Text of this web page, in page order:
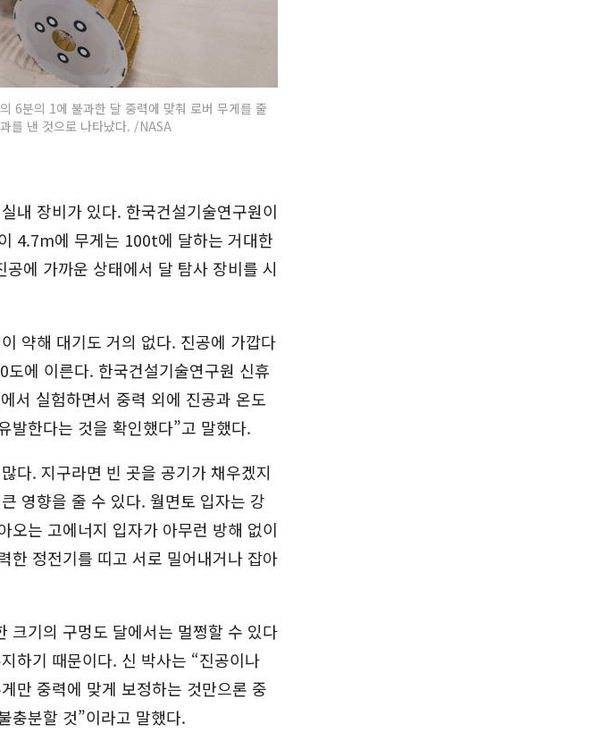
6분의 1에 불과한 달 중력에 맞춰 로버 무게를 줄
를 낸 것으로 나타났다. /NASA
내 장비가 있다. 한국건설기술연구원이
4.7m에 무게는 100t에 달하는 거대한
에 가까운 상태에서 달 탐사 장비를 시
약해 대기도 거의 없다. 진공에 가깝다
에 이른다. 한국건설기술연구원 신휴
서 실험하면서 중력 외에 진공과 온도
발한다는 것을 확인했다”고 말했다.
다. 지구라면 빈 곳을 공기가 채우겠지
영향을 줄 수 있다. 월면토 입자는 강
오는 고에너지 입자가 아무런 방해 없이
한 정전기를 띠고 서로 밀어내거나 잡아
크기의 구멍도 달에서는 멀쩡할 수 있다
하기 때문이다. 신 박사는 “진공이나
만 중력에 맞게 보정하는 것만으론 중
충분할 것”이라고 말했다.